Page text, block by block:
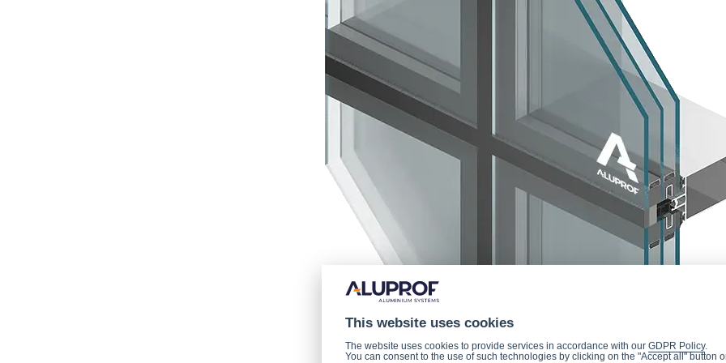
This website uses cookies
The website uses cookies to provide services in accordance with our GDPR Policy.
You can consent to the use of such technologies by clicking on the "Accept all" button